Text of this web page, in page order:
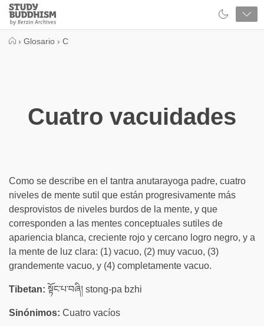
Close
Study
Buddhism
› Glosario › C
Cuatro vacuidades
Como se describe en el tantra anutarayoga padre, cuatro
niveles de mente sutil que están progresivamente más
desprovistos de niveles burdos de la mente, y que
corresponden a las mentes conceptuales sutiles de
apariencia blanca, creciente rojo y cercano logro negro, y a
la mente de luz clara: (1) vacuo, (2) muy vacuo, (3)
grandemente vacuo, y (4) completamente vacuo.
Tibetan: སྟོང་པ་བཞི། stong-pa bzhi
Sinónimos: Cuatro vacíos